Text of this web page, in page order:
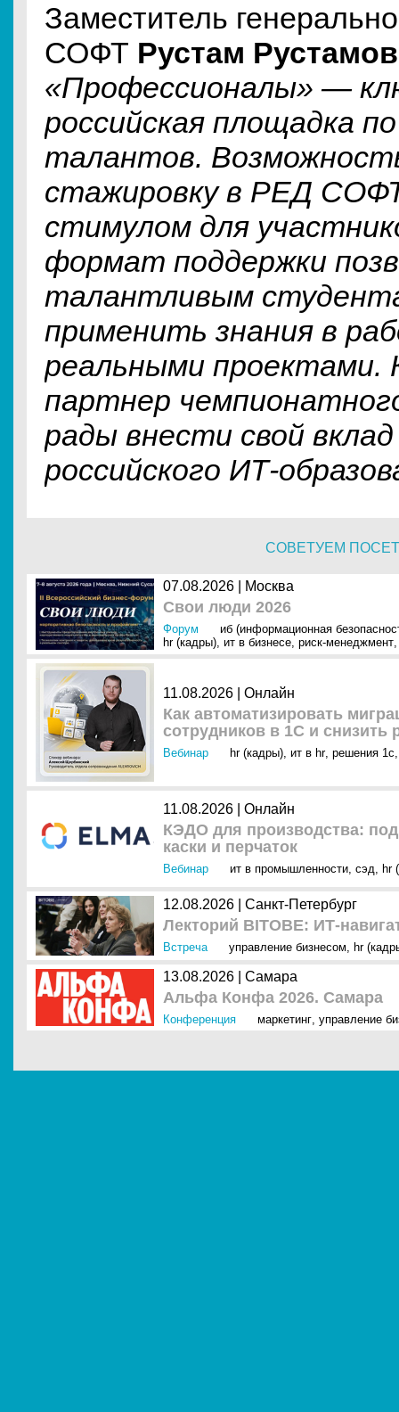
Заместитель
СОФТ Рустам Рустамов
«Профессионалы» —
российская площадка
талантов.
стажировку в РЕД
стимулом для
формат поддержки
талантливым
применить знания в
реальными проектами.
партнер
рады внести свой
российского ИТ-
СОВЕТУЕМ
07.08.2026 | Москва
Свои люди 2026
Форум
иб (информационная
hr (кадры), ит в бизнесе, риск-менеджмент,
11.08.2026 | Онлайн
Как автоматизировать
сотрудников в 1С и снизить
Вебинар hr (кадры), ит в hr, решения 1с,
11.08.2026 | Онлайн
КЭДО для производства:
каски и перчаток
Вебинар ит в промышленности, сэд, hr
12.08.2026 | Санкт-Петербург
Лекторий BITOBE: ИТ-
Встреча управление бизнесом, hr
13.08.2026 | Самара
Альфа Конфа 2026. Самара
Конференция маркетинг, управление